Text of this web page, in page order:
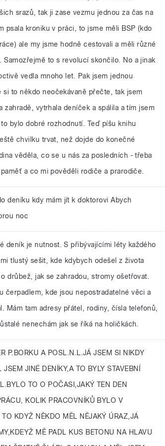
srazů, tak ji zase vezmu jednou za čas na
psala kroniku v práci, to jsme měli BSP (kdo
ale my jsme hodně cestovali a měli různé
Samozřejmě to s revolucí skončilo. No a jinak
vedla mnoho let. Pak jsem jednou
to někdo neočekávaně přečte, tak jsem
vytrhala deníček a spálila a tím jsem
bylo dobré rozhodnutí. Teď píšu knihu
chvilku trvat, než dojde do konečné
věděla, co se u nás za posledních - třeba
a co mi pověděli rodiče a prarodiče.
deníku kdy mám jít k doktorovi Abych
noc
deník je nutnost. S přibývajícími léty každého
tlustý sešit, kde kdybych odešel z života
drůbež, jak se zahradou, stromy ošetřovat.
čerpadlem, kde jsou nepostradatelné věci a
Mám tam adresy přátel, rodiny, čísla telefonů,
nenechám jak se říká na holičkách.
P.BORKU A POSL.N.L.JÁ JSEM SI NIKDY
JINÉ DENÍKY,A TO BYLY STAVEBNÍ
TO O POČASI,JAKÝ TEN DEN
KOLIK PRACOVNÍKŮ BYLO V
KDYŽ NĚKDO MĚL NĚJAKÝ ÚRAZ,JÁ
MĚ PADL KUS BETONU NA HLAVU